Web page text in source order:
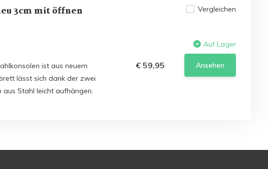
3cm mit öffnen
ist aus neuem
lässt sich dank der zwei
Stahl leicht aufhängen.
Vergleichen
Auf Lager
€ 59,95 Ansehen